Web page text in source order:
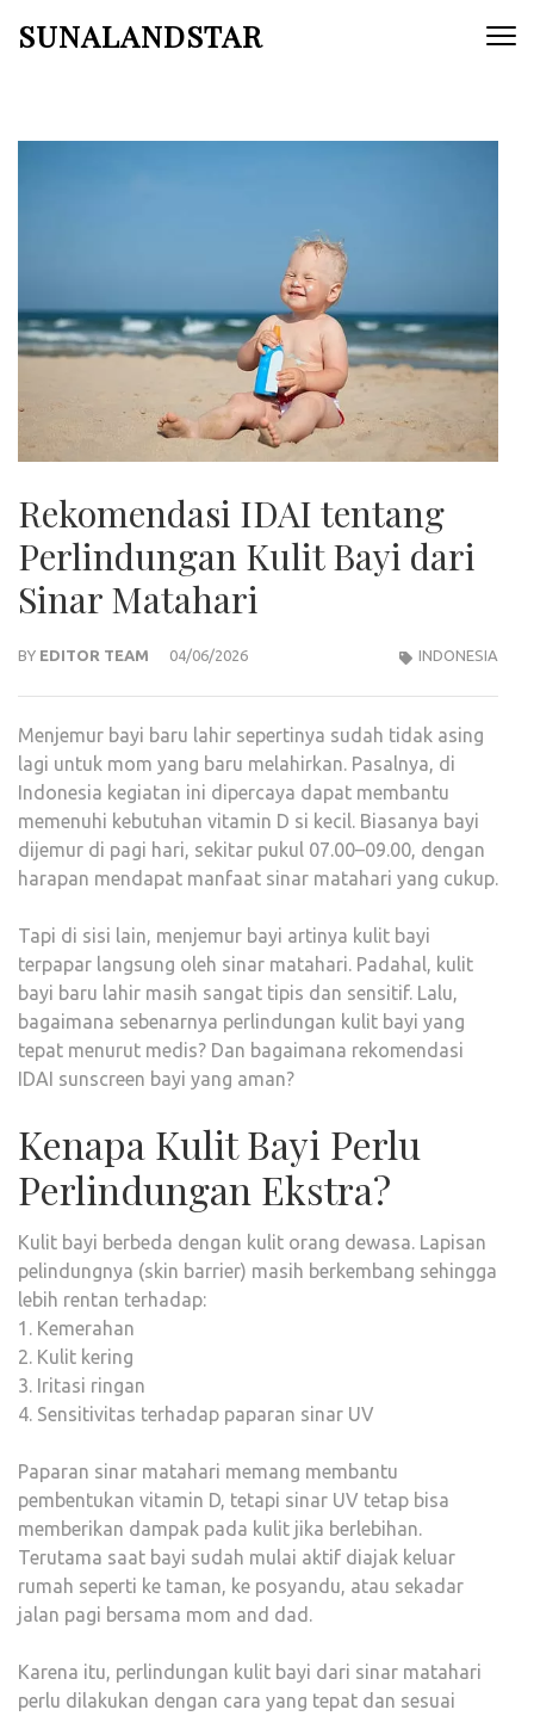
SUNALANDSTAR
Rekomendasi IDAI tentang
Perlindungan Kulit Bayi dari
Sinar Matahari
BY EDITOR TEAM 04/06/2026 INDONESIA
Menjemur bayi baru lahir sepertinya sudah tidak asing
lagi untuk mom yang baru melahirkan. Pasalnya, di
Indonesia kegiatan ini dipercaya dapat membantu
memenuhi kebutuhan vitamin D si kecil. Biasanya bayi
dijemur di pagi hari, sekitar pukul 07.00–09.00, dengan
harapan mendapat manfaat sinar matahari yang cukup.
Tapi di sisi lain, menjemur bayi artinya kulit bayi
terpapar langsung oleh sinar matahari. Padahal, kulit
bayi baru lahir masih sangat tipis dan sensitif. Lalu,
bagaimana sebenarnya perlindungan kulit bayi yang
tepat menurut medis? Dan bagaimana rekomendasi
IDAI sunscreen bayi yang aman?
Kenapa Kulit Bayi Perlu
Perlindungan Ekstra?
Kulit bayi berbeda dengan kulit orang dewasa. Lapisan
pelindungnya (skin barrier) masih berkembang sehingga
lebih rentan terhadap:
1. Kemerahan
2. Kulit kering
3. Iritasi ringan
4. Sensitivitas terhadap paparan sinar UV
Paparan sinar matahari memang membantu
pembentukan vitamin D, tetapi sinar UV tetap bisa
memberikan dampak pada kulit jika berlebihan.
Terutama saat bayi sudah mulai aktif diajak keluar
rumah seperti ke taman, ke posyandu, atau sekadar
jalan pagi bersama mom and dad.
Karena itu, perlindungan kulit bayi dari sinar matahari
perlu dilakukan dengan cara yang tepat dan sesuai